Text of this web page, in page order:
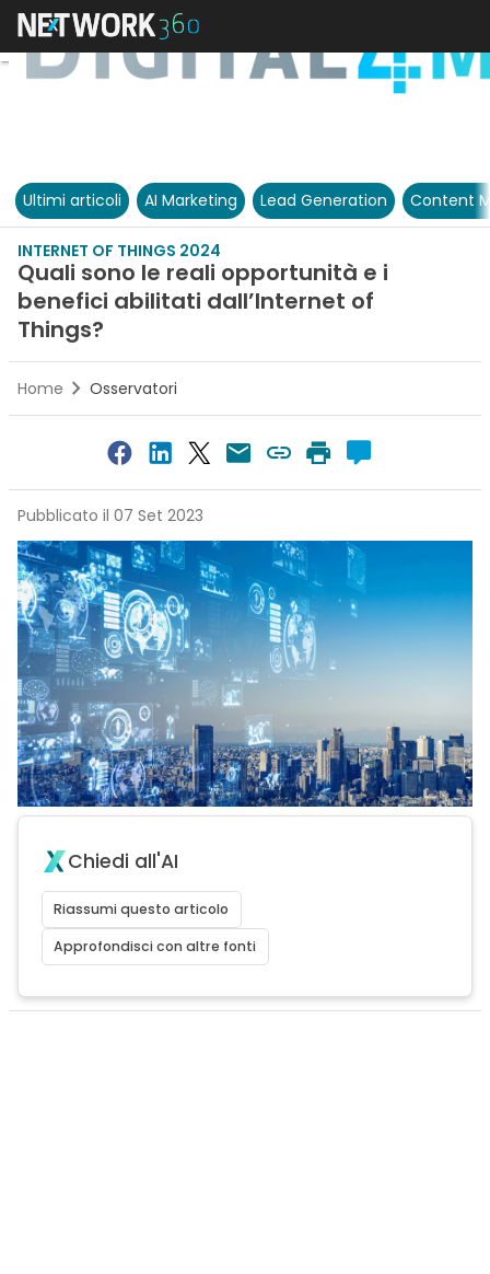
Ultimi articoli AI Marketing Lead Generation Content
INTERNET OF THINGS 2024
Quali sono le reali opportunità e i
benefici abilitati dall’Internet of
Things?
Home Osservatori
Pubblicato il 07 Set 2023
Chiedi all'AI
Riassumi questo articolo
Approfondisci con altre fonti